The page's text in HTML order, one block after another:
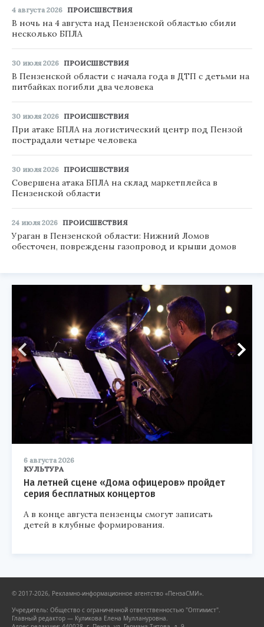
4 августа 2026 ПРОИСШЕСТВИЯ
В ночь на 4 августа над Пензенской областью сбили
несколько БПЛА
30 июля 2026 ПРОИСШЕСТВИЯ
В Пензенской области с начала года в ДТП с детьми на
питбайках погибли два человека
30 июля 2026 ПРОИСШЕСТВИЯ
При атаке БПЛА на логистический центр под Пензой
пострадали четыре человека
30 июля 2026 ПРОИСШЕСТВИЯ
Совершена атака БПЛА на склад маркетплейса в
Пензенской области
24 июля 2026 ПРОИСШЕСТВИЯ
Ураган в Пензенской области: Нижний Ломов
обесточен, повреждены газопровод и крыши домов
6 августа 2026
КУЛЬТУРА
На летней сцене «Дома офицеров» пройдет
серия бесплатных концертов
А в конце августа пензенцы смогут записать
детей в клубные формирования.
© 2017-2026, Рекламно-информационное агентство «ПензаСМИ».
Учредитель: Общество с ограниченной ответственностью "Оптимист".
Главный редактор — Куликова Елена Муллануровна.